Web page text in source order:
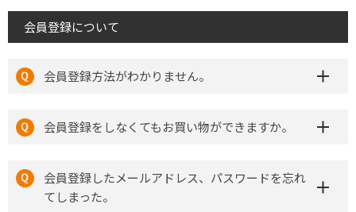
会員登録について
会員登録方法がわかりません。
会員登録をしなくてもお買い物ができますか。
会員登録したメールアドレス、パスワードを忘れ
てしまった。